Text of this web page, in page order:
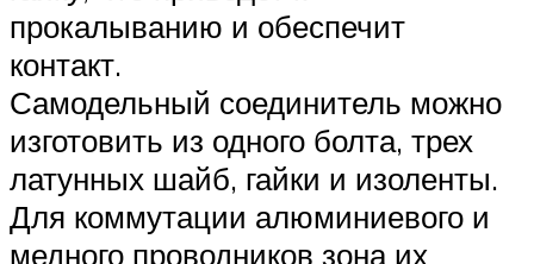
прокалыванию и обеспечит
контакт.
Самодельный соединитель можно
изготовить из одного болта, трех
латунных шайб, гайки и изоленты.
Для коммутации алюминиевого и
медного проводников зона их